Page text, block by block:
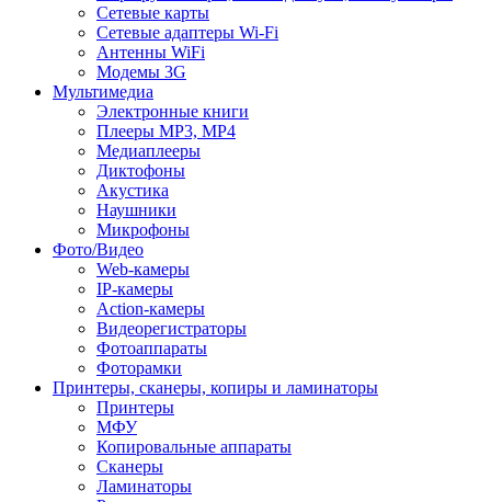
Сетевые карты
Сетевые адаптеры Wi-Fi
Антенны WiFi
Модемы 3G
Мультимедиа
Электронные книги
Плееры MP3, MP4
Медиаплееры
Диктофоны
Акустика
Наушники
Микрофоны
Фото/Видео
Web-камеры
IP-камеры
Action-камеры
Видеорегистраторы
Фотоаппараты
Фоторамки
Принтеры, сканеры, копиры и ламинаторы
Принтеры
МФУ
Копировальные аппараты
Сканеры
Ламинаторы